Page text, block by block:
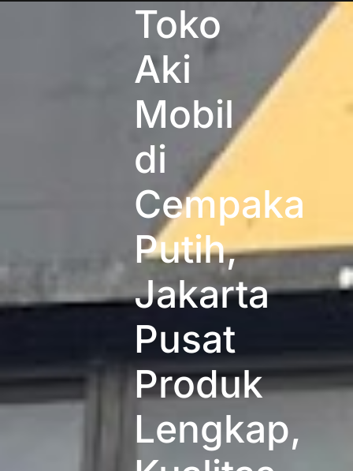
Toko
Aki
Mobil
di
Cempaka
Putih,
Jakarta
Pusat
Produk
Lengkap,